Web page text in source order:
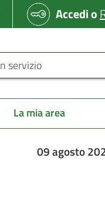
Accedio
La mia area
09 agosto